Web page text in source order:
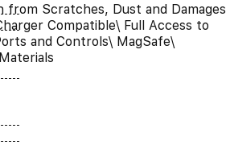
from Scratches, Dust and Damages
Compatible\ Full Access to
and Controls\ MagSafe\